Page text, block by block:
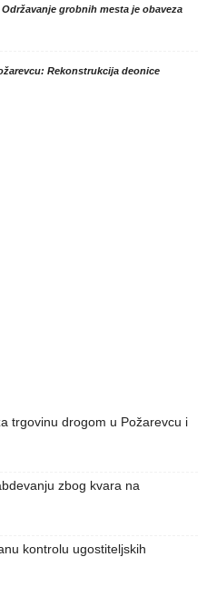
grobnih mesta je obaveza
Rekonstrukcija deonice
trgovinu drogom u Požarevcu i
zbog kvara na
kontrolu ugostiteljskih